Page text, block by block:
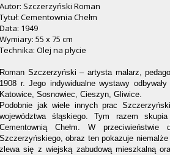
Autor: Szczerzyński Roman
Tytuł: Cementownia Chełm
Data: 1949
Wymiary: 55 x 75 cm
Technika: Olej na płycie
Roman Szczerzyński – artysta malarz,
1908 r. Jego indywidualne wystawy
Katowice, Sosnowiec, Cieszyn, Gliwice.
Podobnie jak wiele innych prac
województwa śląskiego. Tym razem
Cementownią Chełm. W
Szczerzyńskiego, obraz ten pokazuje
zlewa się z wiejską zabudową mieszkalną